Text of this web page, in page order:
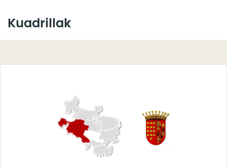
Kuadrillak